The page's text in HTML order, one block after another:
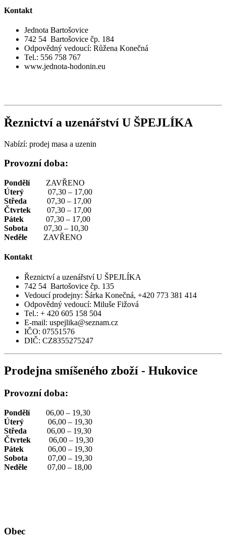
Kontakt
Jednota Bartošovice
742 54 Bartošovice čp. 184
Odpovědný vedoucí: Růžena Konečná
Tel.: 556 758 767
www.jednota-hodonin.eu
Řeznictví a uzenářství U ŠPEJLÍKA
Nabízí: prodej masa a uzenin
Provozní doba:
Pondělí
ZAVŘENO
Úterý
07,30 – 17,00
Středa 07,30 – 17,00
Čtvrtek 07,30 – 17,00
Pátek
07,30 – 17,00
Sobota
07,30 – 10,30
Neděle
ZAVŘENO
Kontakt
Řeznictví a uzenářství U ŠPEJLÍKA
742 54 Bartošovice čp. 135
Vedoucí prodejny: Šárka Konečná, +420 773 381 414
Odpovědný vedoucí: Miluše Fižová
Tel.: + 420 605 158 504
E-mail: uspejlika@seznam.cz
IČO: 07551576
DIČ: CZ8355275247
Prodejna smíšeného zboží - Hukovice
Provozní doba:
Pondělí
06,00 – 19,30
Úterý
06,00 – 19,30
Středa
06,00 – 19,30
Čtvrtek
06,00 – 19,30
Pátek
06,00 – 19,30
Sobota 07,00 – 19,30
Neděle
07,00 – 18,00
Obec